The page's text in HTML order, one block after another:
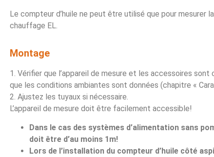
Le compteur d’huile ne peut être utilisé que pour mesurer
chauffage EL.
Montage
1. Vérifier que l’appareil de mesure et les accessoires
que les conditions ambiantes sont données (chapitre «
2. Ajustez les tuyaux si nécessaire.
L’appareil de mesure doit être facilement accessible!
Dans le cas des systèmes d’alimentation sans
doit être d’au moins 1m!
Lors de l’installation du compteur d’huile côté